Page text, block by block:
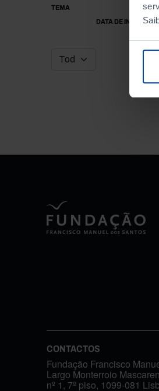
TEMA
DATA DE INÍCIO
CONTACTOS
Fundação Francisco
Largo Monterroio
nº 1, 7º piso, 1099-081